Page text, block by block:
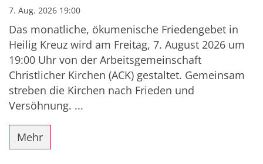
7. Aug. 2026 19:00
Das monatliche, ökumenische Friedengebet in
Heilig Kreuz wird am Freitag, 7. August 2026 um
19:00 Uhr von der Arbeitsgemeinschaft
Christlicher Kirchen (ACK) gestaltet. Gemeinsam
streben die Kirchen nach Frieden und
Versöhnung. ...
Mehr